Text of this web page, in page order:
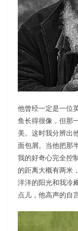
他曾经一定是一位
鱼长得很像，但那
美。这时我分辨出
面包屑。当他把那
我的好奇心完全控
的距离大概有两米
洋洋的阳光和我冷
点儿，他高声的自